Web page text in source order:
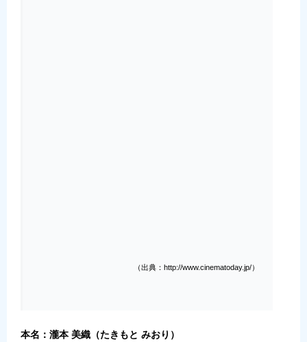
（出典：http://www.cinematoday.jp/）
本名：瀧本 美織（たきもと みおり）